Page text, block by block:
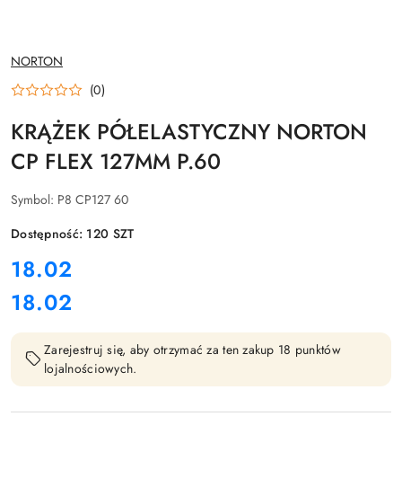
NAZWA
PRODUCENTA:
NORTON
(0)
KRĄŻEK PÓŁELASTYCZNY NORTON
CP FLEX 127MM P.60
Symbol: P8 CP127 60
Dostępność: 120 SZT
cena:
18.02
Cena:
18.02
Zarejestruj się, aby otrzymać za ten zakup 18 punktów
lojalnościowych.